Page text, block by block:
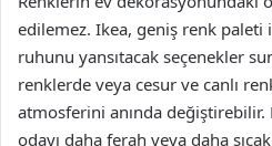
edilemez. Ikea, geniş renk paleti
ruhunu yansıtacak seçenekler
renklerde veya cesur ve canlı
atmosferini anında değiştirebilir.
odayı daha ferah veya daha